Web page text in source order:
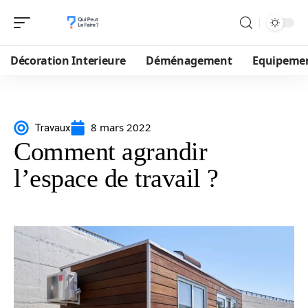
Décoration Interieure Déménagement
Travaux 8 mars 2022
Comment agrandir
l’espace de travail ?